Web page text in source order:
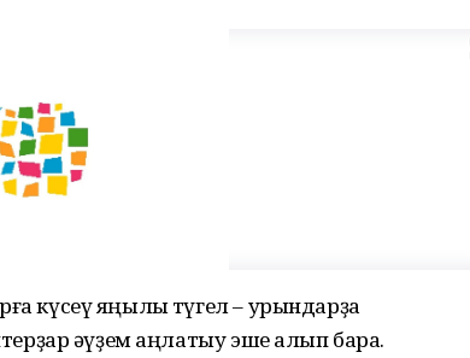
күсеү яңылыҡ түгел – урындарҙа
әүҙем аңлатыу эше алып бара.